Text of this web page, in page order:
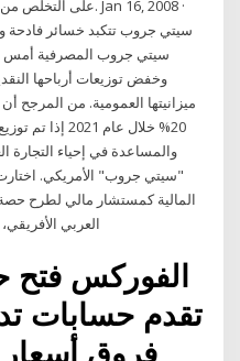
سيتي جروب تتكبد خسائر فادحة
ميزانيتها العمومية. من المرجح
والمساعدة في إحياء التجارة
"سيتي جروب" الأمريكي.
المالية كمستشار مالي لطرح
العربي
الفوركس
تقدم حسابات